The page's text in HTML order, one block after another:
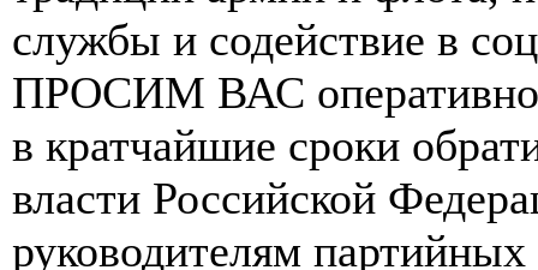
службы и содействие в
ПРОСИМ ВАС оперативно
в кратчайшие сроки
власти Российской
руководителям